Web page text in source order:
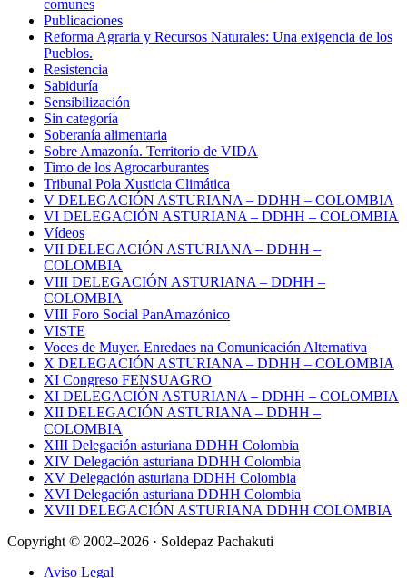
comunes
Publicaciones
Reforma Agraria y Recursos Naturales: Una exigencia de los
Pueblos.
Resistencia
Sabiduría
Sensibilización
Sin categoría
Soberanía alimentaria
Sobre Amazonía. Territorio de VIDA
Timo de los Agrocarburantes
Tribunal Pola Xusticia Climática
V DELEGACIÓN ASTURIANA – DDHH – COLOMBIA
VI DELEGACIÓN ASTURIANA – DDHH – COLOMBIA
Vídeos
VII DELEGACIÓN ASTURIANA – DDHH –
COLOMBIA
VIII DELEGACIÓN ASTURIANA – DDHH –
COLOMBIA
VIII Foro Social PanAmazónico
VISTE
Voces de Muyer. Enredaes na Comunicación Alternativa
X DELEGACIÓN ASTURIANA – DDHH – COLOMBIA
XI Congreso FENSUAGRO
XI DELEGACIÓN ASTURIANA – DDHH – COLOMBIA
XII DELEGACIÓN ASTURIANA – DDHH –
COLOMBIA
XIII Delegación asturiana DDHH Colombia
XIV Delegación asturiana DDHH Colombia
XV Delegación asturiana DDHH Colombia
XVI Delegación asturiana DDHH Colombia
XVII DELEGACIÓN ASTURIANA DDHH COLOMBIA
Copyright © 2002–2026 · Soldepaz Pachakuti
Aviso Legal